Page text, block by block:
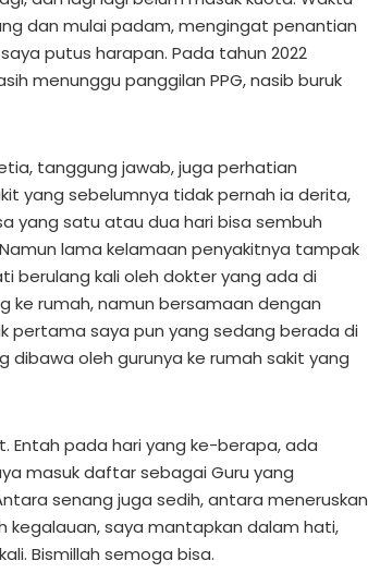
dan mulai padam, mengingat penantian
putus harapan. Pada tahun 2022
menunggu panggilan PPG, nasib buruk
tanggung jawab, juga perhatian
yang sebelumnya tidak pernah ia derita,
yang satu atau dua hari bisa sembuh
lama kelamaan penyakitnya tampak
berulang kali oleh dokter yang ada di
ke rumah, namun bersamaan dengan
pertama saya pun yang sedang berada di
dibawa oleh gurunya ke rumah sakit yang
Entah pada hari yang ke-berapa, ada
masuk daftar sebagai Guru yang
senang juga sedih, antara meneruskan
kegalauan, saya mantapkan dalam hati,
Bismillah semoga bisa.